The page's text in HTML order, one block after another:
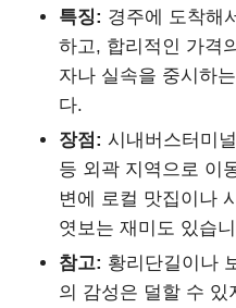
특징: 경주에 도착해
하고, 합리적인 가격
자나 실속을 중시하
다.
장점: 시내버스터미
등 외곽 지역으로 이
변에 로컬 맛집이나
엿보는 재미도 있습
참고: 황리단길이나
의 감성은 덜할 수 있